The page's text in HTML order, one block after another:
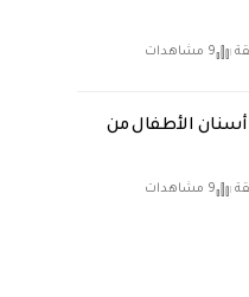
9 مشاهدات
الأطفال من
9 مشاهدات